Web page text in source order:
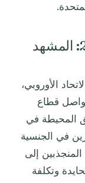
سوق العقارات في فانواتو 2026: المشهد
الأوروبي،
قطاع
المحيطة في
في الجنسية
إلى
وتكلفة